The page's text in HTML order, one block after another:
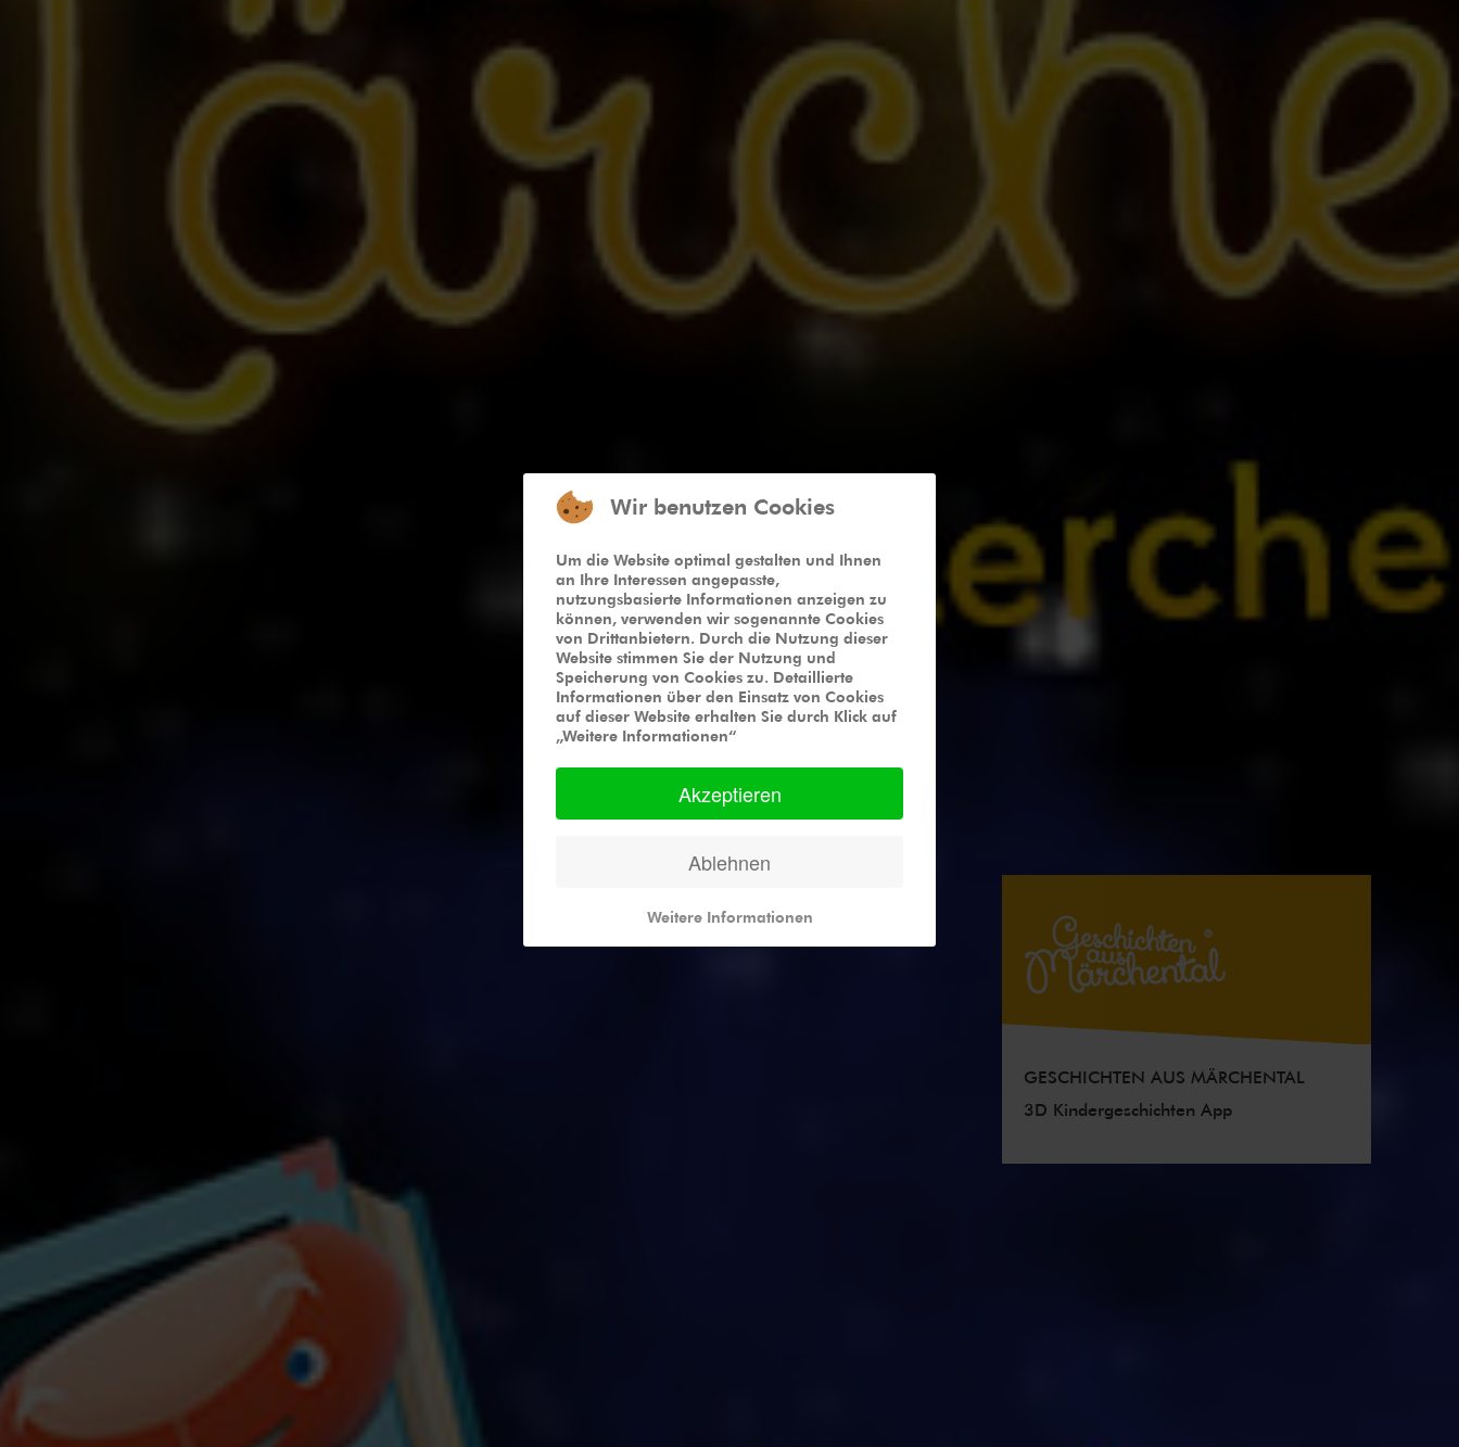
GESCHICHTEN AUS MÄRCHENTAL
3D Kindergeschichten App
Wir benutzen Cookies
Um die Website optimal gestalten und Ihnen
an Ihre Interessen angepasste,
nutzungsbasierte Informationen anzeigen zu
können, verwenden wir sogenannte Cookies
von Drittanbietern. Durch die Nutzung dieser
Website stimmen Sie der Nutzung und
Speicherung von Cookies zu. Detaillierte
Informationen über den Einsatz von Cookies
auf dieser Website erhalten Sie durch Klick auf
„Weitere Informationen“
Akzeptieren
Ablehnen
Weitere Informationen